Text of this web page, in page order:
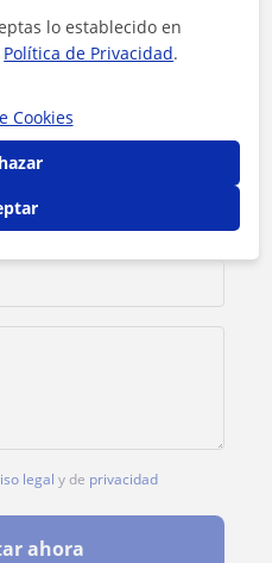
legal y de privacidad
ahora
lo establecido en
Política de Privacidad.
Cookies